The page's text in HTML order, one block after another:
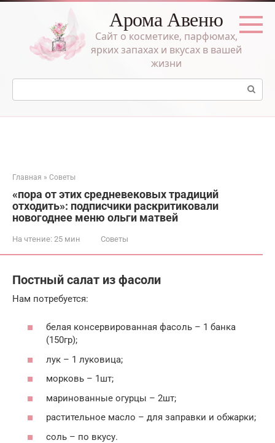
Перейти
Арома Авеню
Сайт о косметике, парфюмах,
ярких запахах и вкусах в вашей
жизни
Поиск:
Главная » Советы
«пора от этих средневековых традиций
отходить»: подписчики раскритиковали
новогоднее меню ольги матвей
На чтение: 25 мин Советы
Постный салат из фасоли
Нам потребуется:
белая консервированная фасоль – 1 банка
(150гр);
лук – 1 луковица;
морковь – 1шт;
маринованные огурцы – 2шт;
растительное масло – для заправки и обжарки;
соль – по вкусу.